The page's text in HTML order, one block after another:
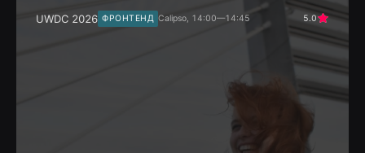
UWDC 2026 ФРОНТЕНД Calipso, 14:00—14:45 5.0